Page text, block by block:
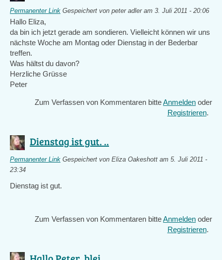
Permanenter Link Gespeichert von peter adleram 3. Juli 2011 - 20:06
Hallo Eliza,
da bin ich jetzt gerade am sondieren. Vielleicht können wir uns
nächste Woche am Montag oder Dienstag in der Bederbar
treffen.
Was hältst du davon?
Herzliche Grüsse
Peter
Zum Verfassen von Kommentaren bitteAnmelden oder
Registrieren.
Dienstag ist gut. ..
Permanenter Link Gespeichert von Eliza Oakeshott am 5. Juli 2011 -
23:34
Dienstag ist gut.
Zum Verfassen von Kommentaren bitteAnmelden oder
Registrieren.